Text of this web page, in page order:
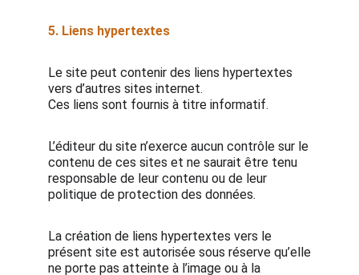
5. Liens hypertextes
Le site peut contenir des liens hypertextes
vers d’autres sites internet.
Ces liens sont fournis à titre informatif.
L’éditeur du site n’exerce aucun contrôle sur le
contenu de ces sites et ne saurait être tenu
responsable de leur contenu ou de leur
politique de protection des données.
La création de liens hypertextes vers le
présent site est autorisée sous réserve qu’elle
ne porte pas atteinte à l’image ou à la